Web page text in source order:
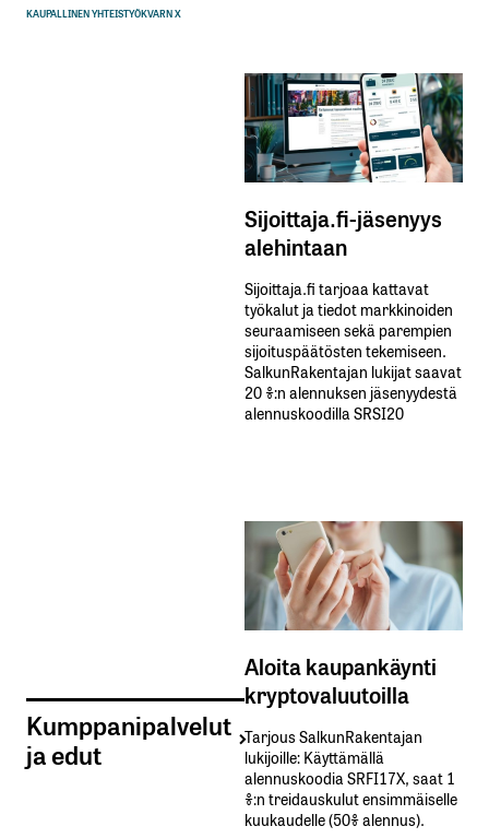
KAUPALLINEN YHTEISTYÖKVARN X
Kumppanipalvelut
ja edut
Sijoittaja.fi-jäsenyys
alehintaan
Sijoittaja.fi tarjoaa kattavat
työkalut ja tiedot markkinoiden
seuraamiseen sekä parempien
sijoituspäätösten tekemiseen.
SalkunRakentajan lukijat saavat
20 %:n alennuksen jäsenyydestä
alennuskoodilla SRSI20
Aloita kaupankäynti
kryptovaluutoilla
Tarjous SalkunRakentajan
lukijoille: Käyttämällä​ ​
alennuskoodia​ ​SRFI17X,​ ​saat​ ​1
%:n treidauskulut​ ​ensimmäiselle​ ​
kuukaudelle​ ​(50%​ ​alennus).